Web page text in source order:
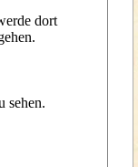
dort
sehen.